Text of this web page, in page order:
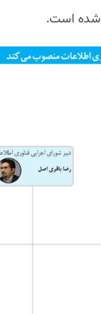
شده است.